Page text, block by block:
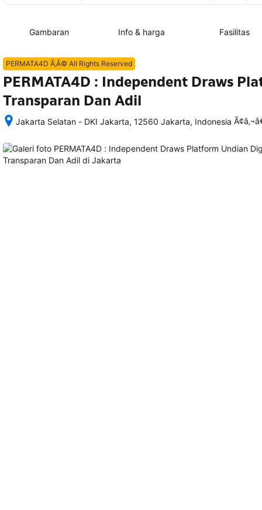
Gambaran Info & harga Fasilitas
PERMATA4D Ã‚Â© All Rights Reserved
PERMATA4D : Independent Draws
Transparan Dan Adil
Jakarta Selatan - DKI Jakarta, 12560 Jakarta, Indonesia
memesan,
rincian